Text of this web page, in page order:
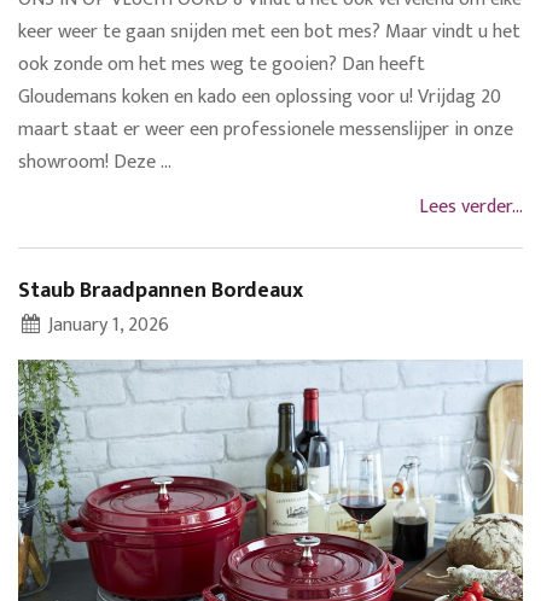
keer weer te gaan snijden met een bot mes? Maar vindt u het
ook zonde om het mes weg te gooien? Dan heeft
Gloudemans koken en kado een oplossing voor u! Vrijdag 20
maart staat er weer een professionele messenslijper in onze
showroom! Deze ...
Lees verder...
Staub Braadpannen Bordeaux
January 1, 2026